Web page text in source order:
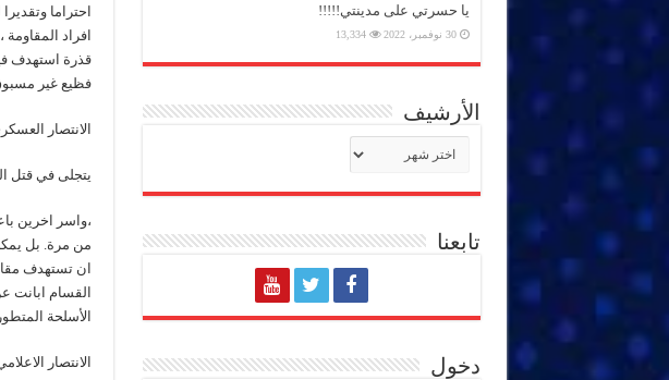
احتراما
افراد
قذرة استهدف
فظيع غير
الانتصار
يتجلى في قتل
،واسر اخرين
من مرة. بل
ان تستهدف
القسام ابانت
الأسلحة
الانتصار
يا حسرتي على مدينتي!!!!!
30 نوفمبر، 2022 13,334
الأرشيف
تابعنا
دخول